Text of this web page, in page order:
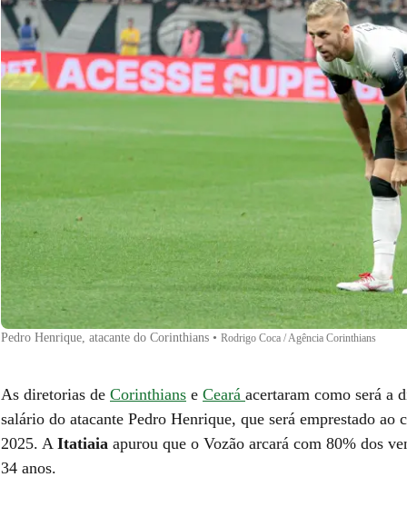
Pedro Henrique, atacante do Corinthians • Rodrigo Coca / Agência Corinthians
As diretorias de Corinthians e Ceará acertaram como será a
salário do atacante Pedro Henrique, que será emprestado ao
2025. A Itatiaia apurou que o Vozão arcará com 80% dos
34 anos.